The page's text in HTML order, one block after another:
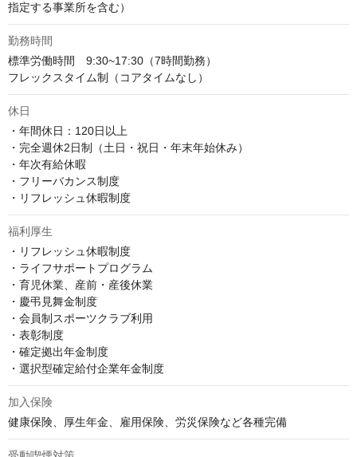
指定する事業所を含む）
勤務時間
標準労働時間　9:30~17:30（7時間勤務）
フレックスタイム制（コアタイムなし）
休日
・年間休日：120日以上
・完全週休2日制（土日・祝日・年末年始休み）
・年次有給休暇
・フリーバカンス制度
・リフレッシュ休暇制度
福利厚生
・リフレッシュ休暇制度
・ライフサポートプログラム
・育児休業、産前・産後休業
・慶弔見舞金制度
・会員制スポーツクラブ利用
・表彰制度
・確定拠出年金制度
・選択型確定給付企業年金制度
加入保険
健康保険、厚生年金、雇用保険、労災保険など各種完備